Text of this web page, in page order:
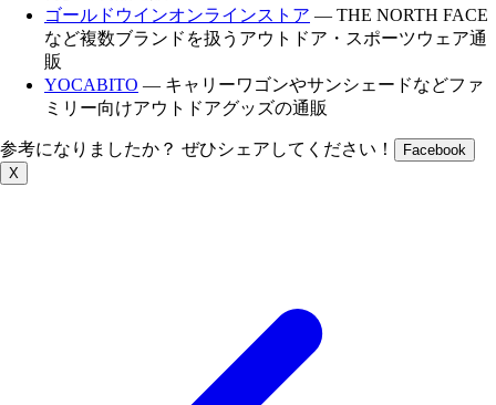
ゴールドウインオンラインストア — THE NORTH FACE
など複数ブランドを扱うアウトドア・スポーツウェア通
販
YOCABITO — キャリーワゴンやサンシェードなどファ
ミリー向けアウトドアグッズの通販
参考になりましたか？ ぜひシェアしてください！
Facebook
X